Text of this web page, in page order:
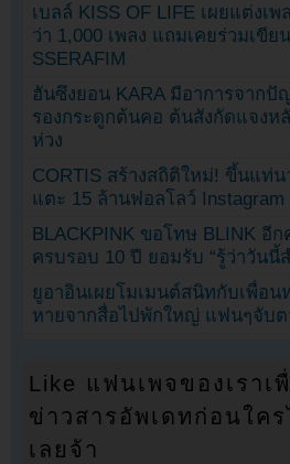
เบลล์ KISS OF LIFE เผยแต่งเพ
ว่า 1,000 เพลง แถมเคยร่วมเขีย
SSERAFIM
ฮันซึงยอน KARA มีอาการจาก
รองกระดูกต้นคอ ต้นสังกัดแจงห
ห่วง
CORTIS สร้างสถิติใหม่! ขึ้นแท่น
แตะ 15 ล้านฟอลโลว์ Instagram
BLACKPINK ขอโทษ BLINK อีก
ครบรอบ 10 ปี ยอมรับ “รู้ว่าวันนี้
ยูอาอินเผยโมเมนต์สนิทกับเพื่อน
หายจากสื่อไปพักใหญ่ แฟนๆจับ
Like แฟนเพจของเราเ
ข่าวสารอัพเดทก่อนใค
เลยจ้า